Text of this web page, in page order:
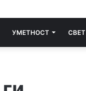
УМЕТНОСТ СВЕТ